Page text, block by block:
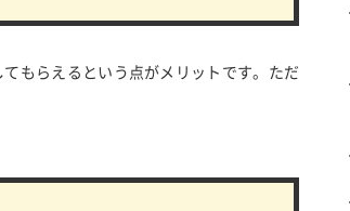
もらえるという点がメリットです。ただ